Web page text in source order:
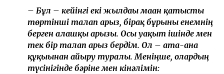
– Бұл – кейінгі екі жылдағы маған қатысты
төртінші талап арыз, бірақ бұрынғы енемнің
берген алғашқы арызы. Осы уақыт ішінде мен
тек бір талап арыз бердім. Ол – ата-ана
құқығынан айыру туралы. Меніңше, олардың
түсінігінде бәріне мен кінәлімін: